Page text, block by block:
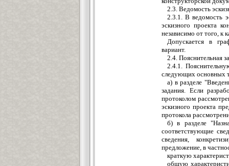
2.3. Ведомость
2.3.1. В ведомость
эскизного проекта
независимо от того, к
Допускается в
вариант.
2.4. Пояснительная
2.4.1.
следующих основных
а) в разделе
задания. Если
протоколом
эскизного проекта
протокола
б) в разделе
соответствующие
сведения,
предложение, в
краткую
общую